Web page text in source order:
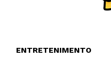
ENTRETENIMENTO